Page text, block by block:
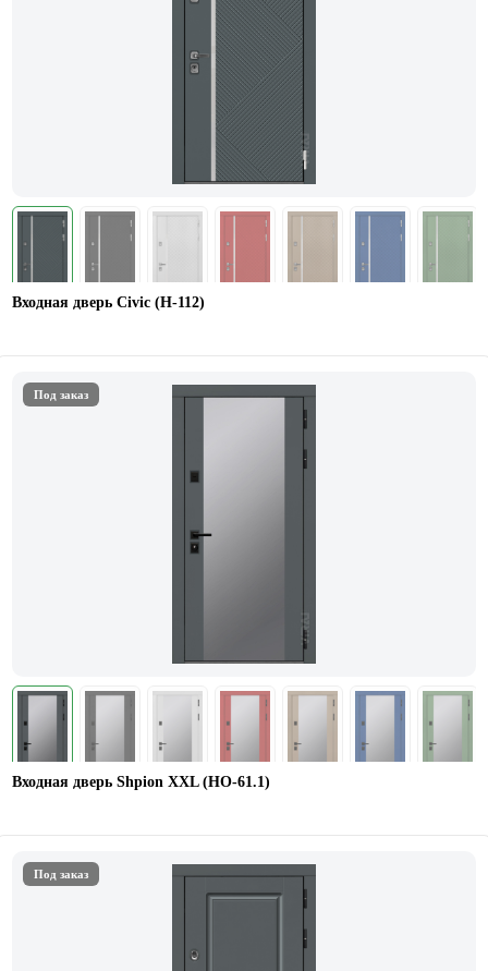
Входная дверь Civic (Н-112)
Под заказ
Входная дверь Shpion XXL (НО-61.1)
Под заказ